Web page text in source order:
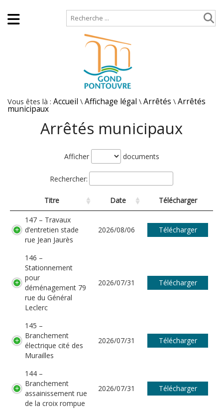
Vous êtes là : Accueil \ Affichage légal \ Arrêtés \ Arrêtés
municipaux
Arrêtés municipaux
Afficher documents
Rechercher:
Titre Date Télécharger
147 – Travaux
d’entretien stade
rue Jean Jaurès
2026/08/06 Télécharger
146 –
Stationnement
pour
déménagement 79
rue du Général
Leclerc
2026/07/31 Télécharger
145 –
Branchement
électrique cité des
Murailles
2026/07/31 Télécharger
144 –
Branchement
assainissement rue
de la croix rompue
2026/07/31 Télécharger